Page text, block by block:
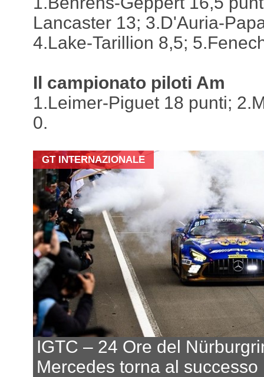
Lancaster 13; 3.D'Auria-
4.Lake-Tarillion 8,5;
Il campionato piloti Am
1.Leimer-Piguet 18 punti;
0.
GT INTERNAZIONALE
IGTC – 24 Ore del
Mercedes torna al successo